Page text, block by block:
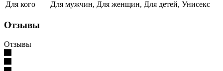
Для кого
Для мужчин, Для женщин, Для детей, Унисекс
Отзывы
Отзывы